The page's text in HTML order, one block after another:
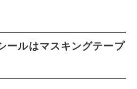
ールはマスキングテープ